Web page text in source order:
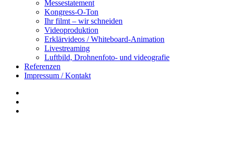
Messestatement
Kongress-O-Ton
Ihr filmt – wir schneiden
Videoproduktion
Erklärvideos / Whiteboard-Animation
Livestreaming
Luftbild, Drohnenfoto- und videografie
Referenzen
Impressum / Kontakt